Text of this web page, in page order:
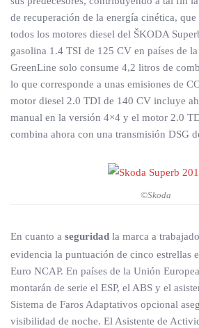
de recuperación de la energía cinética, que
todos los motores diesel del ŠKODA
gasolina 1.4 TSI de 125 CV en países de
GreenLine solo consume 4,2 litros de
lo que corresponde a unas emisiones de
motor diesel 2.0 TDI de 140 CV incluye
manual en la versión 4×4 y el motor 2.0
combina ahora con una transmisión DSG
©Skoda
En cuanto a seguridad la marca a
evidencia la puntuación de cinco estrellas
Euro NCAP. En países de la Unión
montarán de serie el ESP, el ABS y el
Sistema de Faros Adaptativos opcional
visibilidad de noche. El Asistente de